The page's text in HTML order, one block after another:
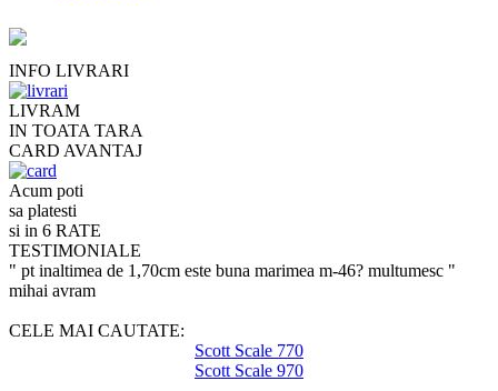
INFO LIVRARI
LIVRAM
IN TOATA TARA
CARD AVANTAJ
Acum poti
sa platesti
si in 6 RATE
TESTIMONIALE
" pt inaltimea de 1,70cm este buna marimea m-46? multumesc "
mihai avram
CELE MAI CAUTATE:
Scott Scale 770
Scott Scale 970